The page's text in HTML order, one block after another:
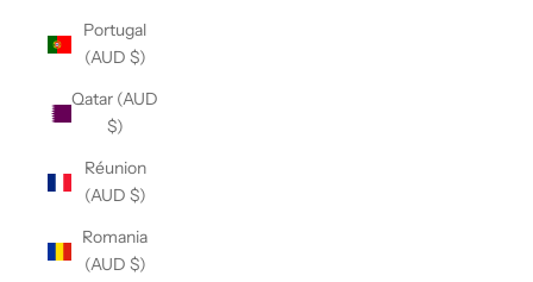
Portugal
(AUD $)
Qatar (AUD
$)
Réunion
(AUD $)
Romania
(AUD $)